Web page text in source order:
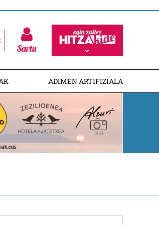
Sartu
ADIMEN ARTIFIZIALA